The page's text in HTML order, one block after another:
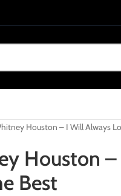
Houston – I Will Always
Houston
Best